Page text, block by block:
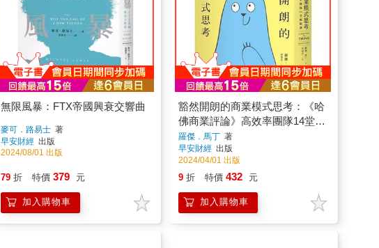
無限風暴：FTX帝國興衰交響曲
麥可．路易士著
早安財經 出版
2024/08/01 出版
79 折 特價 379 元
加入購物車
豁然開朗的商業模式思考：《哈
佛商業評論》高效率團隊14堂醒
腦課
羅傑．馬丁著
早安財經 出版
2024/04/01 出版
9 折 特價 432 元
加入購物車